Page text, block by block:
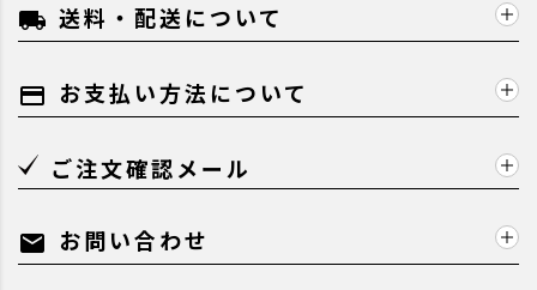
local_shipping 送料・配送について
payment お支払い方法について
ご注文確認メール
mail お問い合わせ